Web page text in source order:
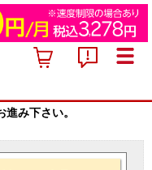
み下さい。